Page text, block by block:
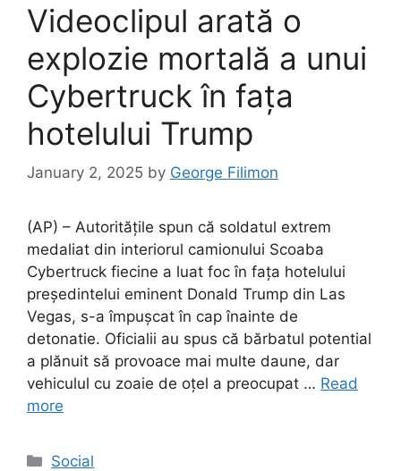
Videoclipul arată o
explozie mortală a unui
Cybertruck în fața
hotelului Trump
January 2, 2025 by George Filimon
(AP) – Autoritățile spun că soldatul extrem
medaliat din interiorul camionului Scoaba
Cybertruck fiecine a luat foc în fața hotelului
președintelui eminent Donald Trump din Las
Vegas, s-a împușcat în cap înainte de
detonatie. Oficialii au spus că bărbatul potential
a plănuit să provoace mai multe daune, dar
vehiculul cu zoaie de oțel a preocupat … Read
more
Categories
Social